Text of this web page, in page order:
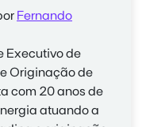
Fernando
Executivo de
Originação de
com 20 anos de
atuando a